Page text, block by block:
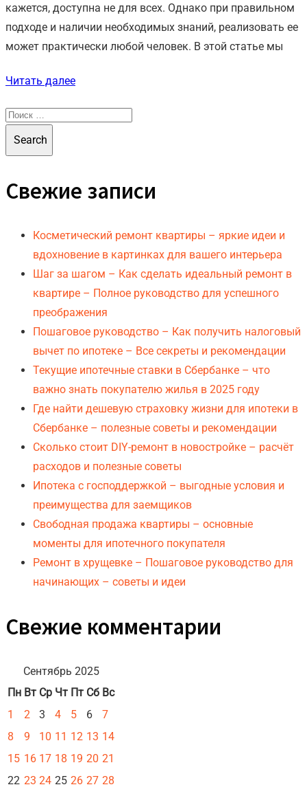
кажется, доступна не для всех. Однако при правильном
подходе и наличии необходимых знаний, реализовать ее
может практически любой человек. В этой статье мы
Читать далее
Search
Свежие записи
Косметический ремонт квартиры – яркие идеи и
вдохновение в картинках для вашего интерьера
Шаг за шагом – Как сделать идеальный ремонт в
квартире – Полное руководство для успешного
преображения
Пошаговое руководство – Как получить налоговый
вычет по ипотеке – Все секреты и рекомендации
Текущие ипотечные ставки в Сбербанке – что
важно знать покупателю жилья в 2025 году
Где найти дешевую страховку жизни для ипотеки в
Сбербанке – полезные советы и рекомендации
Сколько стоит DIY-ремонт в новостройке – расчёт
расходов и полезные советы
Ипотека с господдержкой – выгодные условия и
преимущества для заемщиков
Свободная продажа квартиры – основные
моменты для ипотечного покупателя
Ремонт в хрущевке – Пошаговое руководство для
начинающих – советы и идеи
Свежие комментарии
Сентябрь 2025
Пн Вт Ср Чт Пт Сб Вс
1
2 3 4 5 6
7
8
9 10 11 12 13 14
15 16 17 18 19 20 21
22 23 24 25 26 27 28